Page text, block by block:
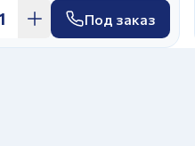
Под заказ